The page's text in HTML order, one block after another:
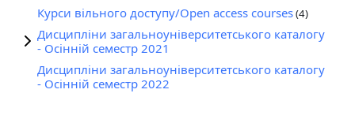
Курси вільного доступу/Open access courses(4)
Дисципліни загальноуніверситетського каталогу
- Осінній семестр 2021
Дисципліни загальноуніверситетського каталогу
- Осінній семестр 2022